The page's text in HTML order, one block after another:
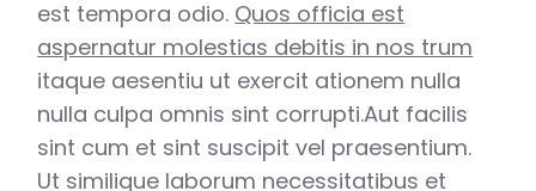
est tempora odio. Quos officia est
aspernatur molestias debitis in nos trum
itaque aesentiu ut exercit ationem nulla
nulla culpa omnis sint corrupti.Aut facilis
sint cum et sint suscipit vel praesentium.
Ut similique laborum necessitatibus et